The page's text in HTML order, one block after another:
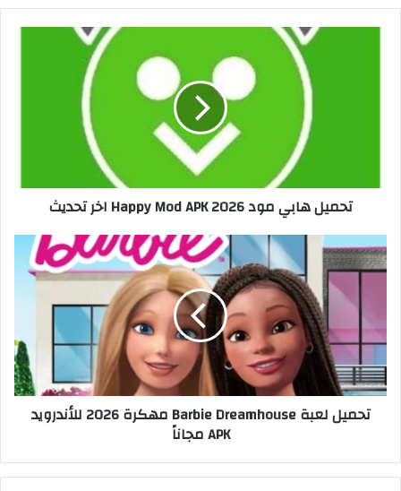
تحميل هابي مود 2026 Happy Mod APK اخر تحديث
تحميل لعبة Barbie Dreamhouse مهكرة 2026 للأندرويد
APK مجاناً